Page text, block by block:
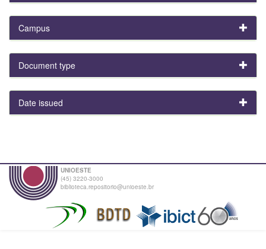
Campus
Document type
Date issued
UNIOESTE
(45) 3220-3000
biblioteca.repositorio@unioeste.br